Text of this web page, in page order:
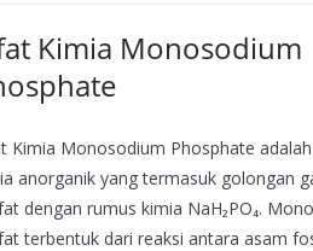
Kimia Monosodium
Kimia Monosodium Phosphate
anorganik yang termasuk golongan
dengan rumus kimia NaH₂PO₄.
terbentuk dari reaksi antara asam